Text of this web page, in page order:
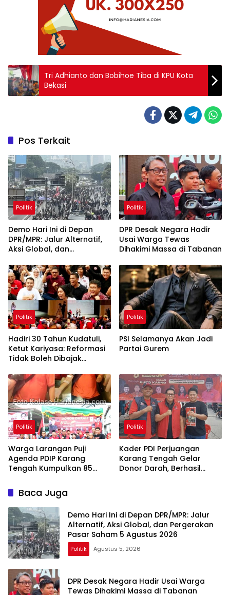
Tri Adhianto dan Bobihoe Tiba di KPU Kota
Bekasi
Pos Terkait
Politik
Demo Hari Ini di Depan
DPR/MPR: Jalur Alternatif,
Aksi Global, dan
Agustus 2026
Politik
DPR Desak Negara Hadir
Usai Warga Tewas
Dihakimi Massa di Tabanan
Politik
Hadiri 30 Tahun Kudatuli,
Ketut Kariyasa: Reformasi
Tidak Boleh Dibajak
Politik
PSI Selamanya Akan Jadi
Partai Gurem
Politik
Warga Larangan Puji
Agenda PDIP Karang
Tengah Kumpulkan 85
Politik
Kader PDI Perjuangan
Karang Tengah Gelar
Donor Darah, Berhasil
Baca Juga
Demo Hari Ini di Depan DPR/MPR: Jalur
Alternatif, Aksi Global, dan Pergerakan
Pasar Saham 5 Agustus 2026
Politik Agustus 5, 2026
DPR Desak Negara Hadir Usai Warga
Tewas Dihakimi Massa di Tabanan